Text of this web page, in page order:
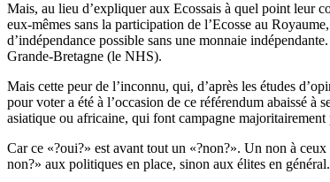
Mais, au lieu d’expliquer aux Ecossais à quel point leur
eux-mêmes sans la participation de l’Ecosse au
d’indépendance possible sans une monnaie
Grande-Bretagne (le NHS).
Mais cette peur de l’inconnu, qui, d’après les études
pour voter a été à l’occasion de ce référendum abaissé à
asiatique ou africaine, qui font campagne majoritairement
Car ce «?oui?» est avant tout un «?non?». Un non à
non?» aux politiques en place, sinon aux élites en